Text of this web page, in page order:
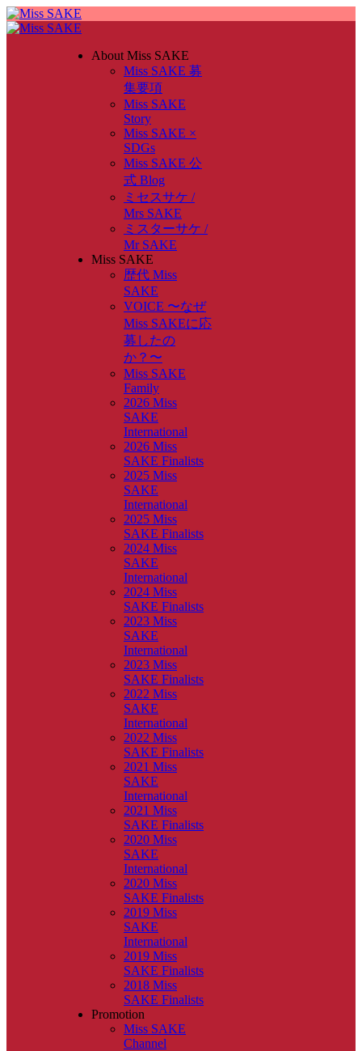
About Miss SAKE
Miss SAKE 募
集要項
Miss SAKE
Story
Miss SAKE ×
SDGs
Miss SAKE 公
式 Blog
ミセスサケ /
Mrs SAKE
ミスターサケ /
Mr SAKE
Miss SAKE
歴代 Miss
SAKE
VOICE 〜なぜ
Miss SAKEに応
募したの
か？〜
Miss SAKE
Family
2026 Miss
SAKE
International
2026 Miss
SAKE Finalists
2025 Miss
SAKE
International
2025 Miss
SAKE Finalists
2024 Miss
SAKE
International
2024 Miss
SAKE Finalists
2023 Miss
SAKE
International
2023 Miss
SAKE Finalists
2022 Miss
SAKE
International
2022 Miss
SAKE Finalists
2021 Miss
SAKE
International
2021 Miss
SAKE Finalists
2020 Miss
SAKE
International
2020 Miss
SAKE Finalists
2019 Miss
SAKE
International
2019 Miss
SAKE Finalists
2018 Miss
SAKE Finalists
Promotion
Miss SAKE
Channel